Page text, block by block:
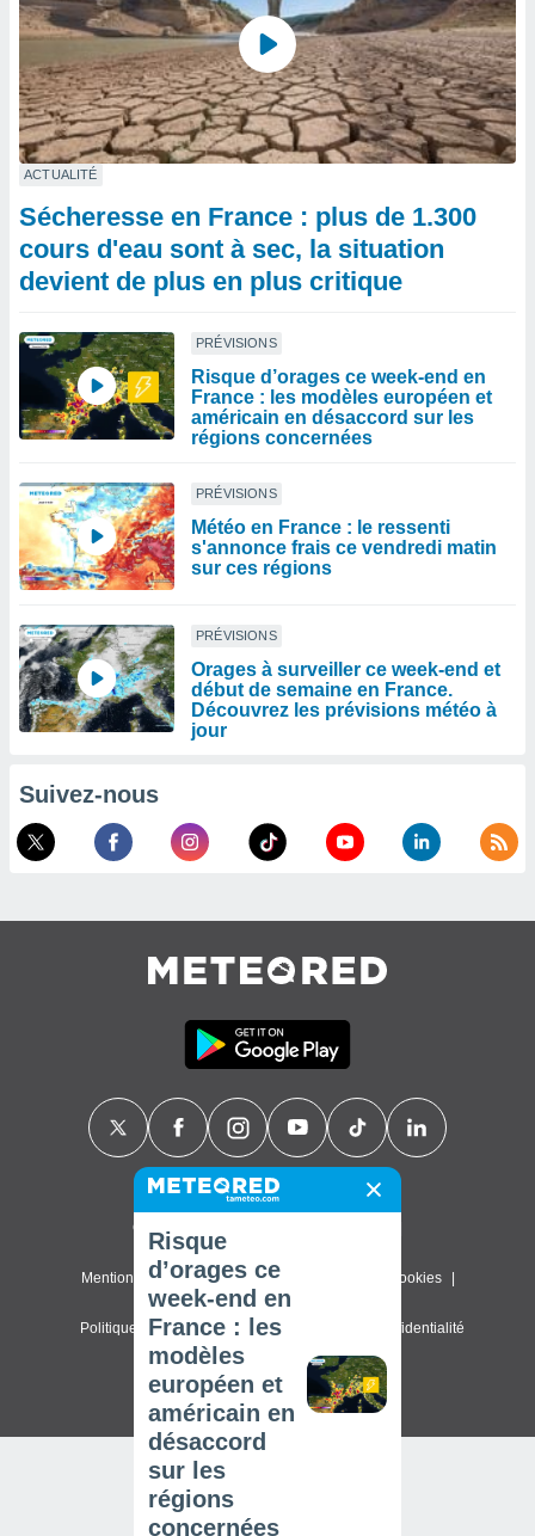
ACTUALITÉ
Sécheresse en France : plus de 1.300
cours d'eau sont à sec, la situation
devient de plus en plus critique
PRÉVISIONS
Risque d’orages ce week-end en
France : les modèles européen et
américain en désaccord sur les
régions concernées
PRÉVISIONS
Météo en France : le ressenti
s'annonce frais ce vendredi matin
sur ces régions
PRÉVISIONS
Orages à surveiller ce week-end et
début de semaine en France.
Découvrez les prévisions météo à
jour
Suivez-nous
Contact
Mentions légales & Conditions d'utilisation Cookies
Politique de confidentialité Paramètres de confidentialité
© 2026 Meteored. Tous droits réservés
Risque
d’orages ce
week-end en
France : les
modèles
européen et
américain en
désaccord
sur les
régions
concernées